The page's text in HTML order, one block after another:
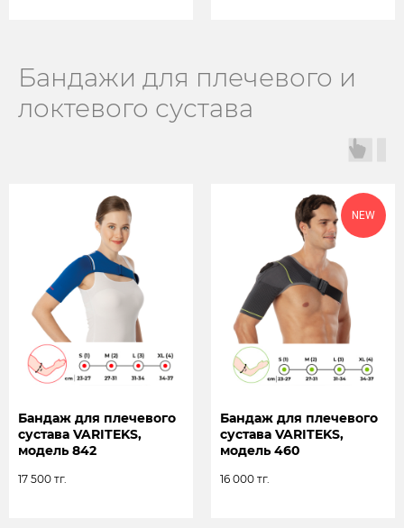
Бандажи для плечевого и
локтевого сустава
Бандаж для плечевого
сустава VARITEKS,
модель 842
17 500 тг.
NEW
Бандаж для плечевого
сустава VARITEKS,
модель 460
16 000 тг.
Cайт разработал
Возврат и обмен
соглашение
Оферта
Политика конфиденциальности
Социальные сети
variteks.kz@mail.ru
Почта
Липоксация